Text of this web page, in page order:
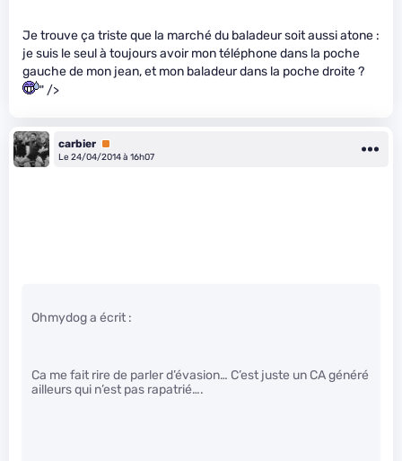
Je trouve ça triste que la marché du baladeur soit aussi atone :
je suis le seul à toujours avoir mon téléphone dans la poche
gauche de mon jean, et mon baladeur dans la poche droite ?
" />
carbier Premium
Le 24/04/2014 à 16h07
Ohmydog a écrit :
Ca me fait rire de parler d’évasion… C’est juste un CA généré
ailleurs qui n’est pas rapatrié….